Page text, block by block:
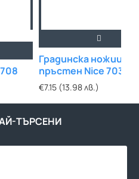
Градинска ножица
пръстен Nice 703
€7.15 (13.98 лв.)
ТЪРСЕНИ